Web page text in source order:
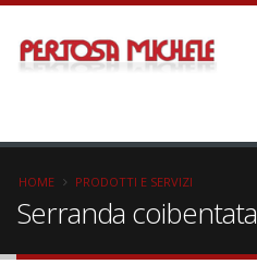
HOME PRODOTTI E SERVIZI
Serranda coibentata